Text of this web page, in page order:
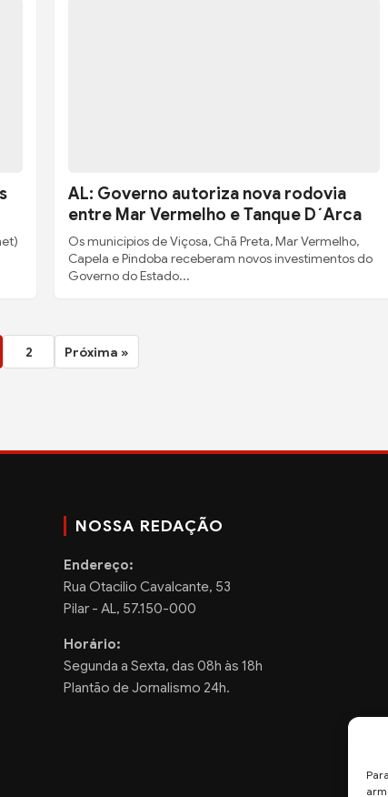
AL: Governo autoriza nova rodovia
entre Mar Vermelho e Tanque D´Arca
Os municípios de Viçosa, Chã Preta, Mar Vermelho,
Capela e Pindoba receberam novos investimentos do
Governo do Estado...
2 Próxima »
NOSSA REDAÇÃO
Endereço:
Rua Otacilio Cavalcante, 53
Pilar - AL, 57.150-000
Horário:
Segunda a Sexta, das 08h às 18h
Plantão de Jornalismo 24h.